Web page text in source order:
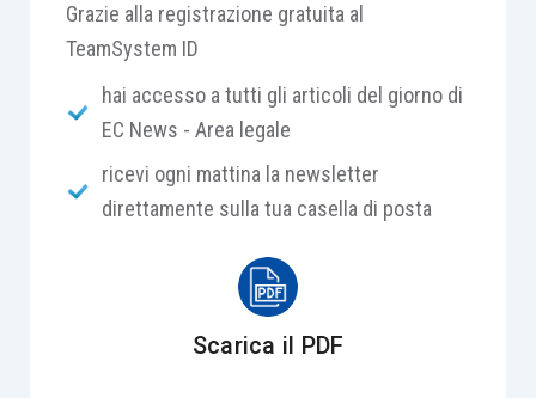
Grazie alla registrazione gratuita al
TeamSystem ID
hai accesso a tutti gli articoli del giorno di
EC News - Area legale
ricevi ogni mattina la newsletter
direttamente sulla tua casella di posta
Scarica il PDF